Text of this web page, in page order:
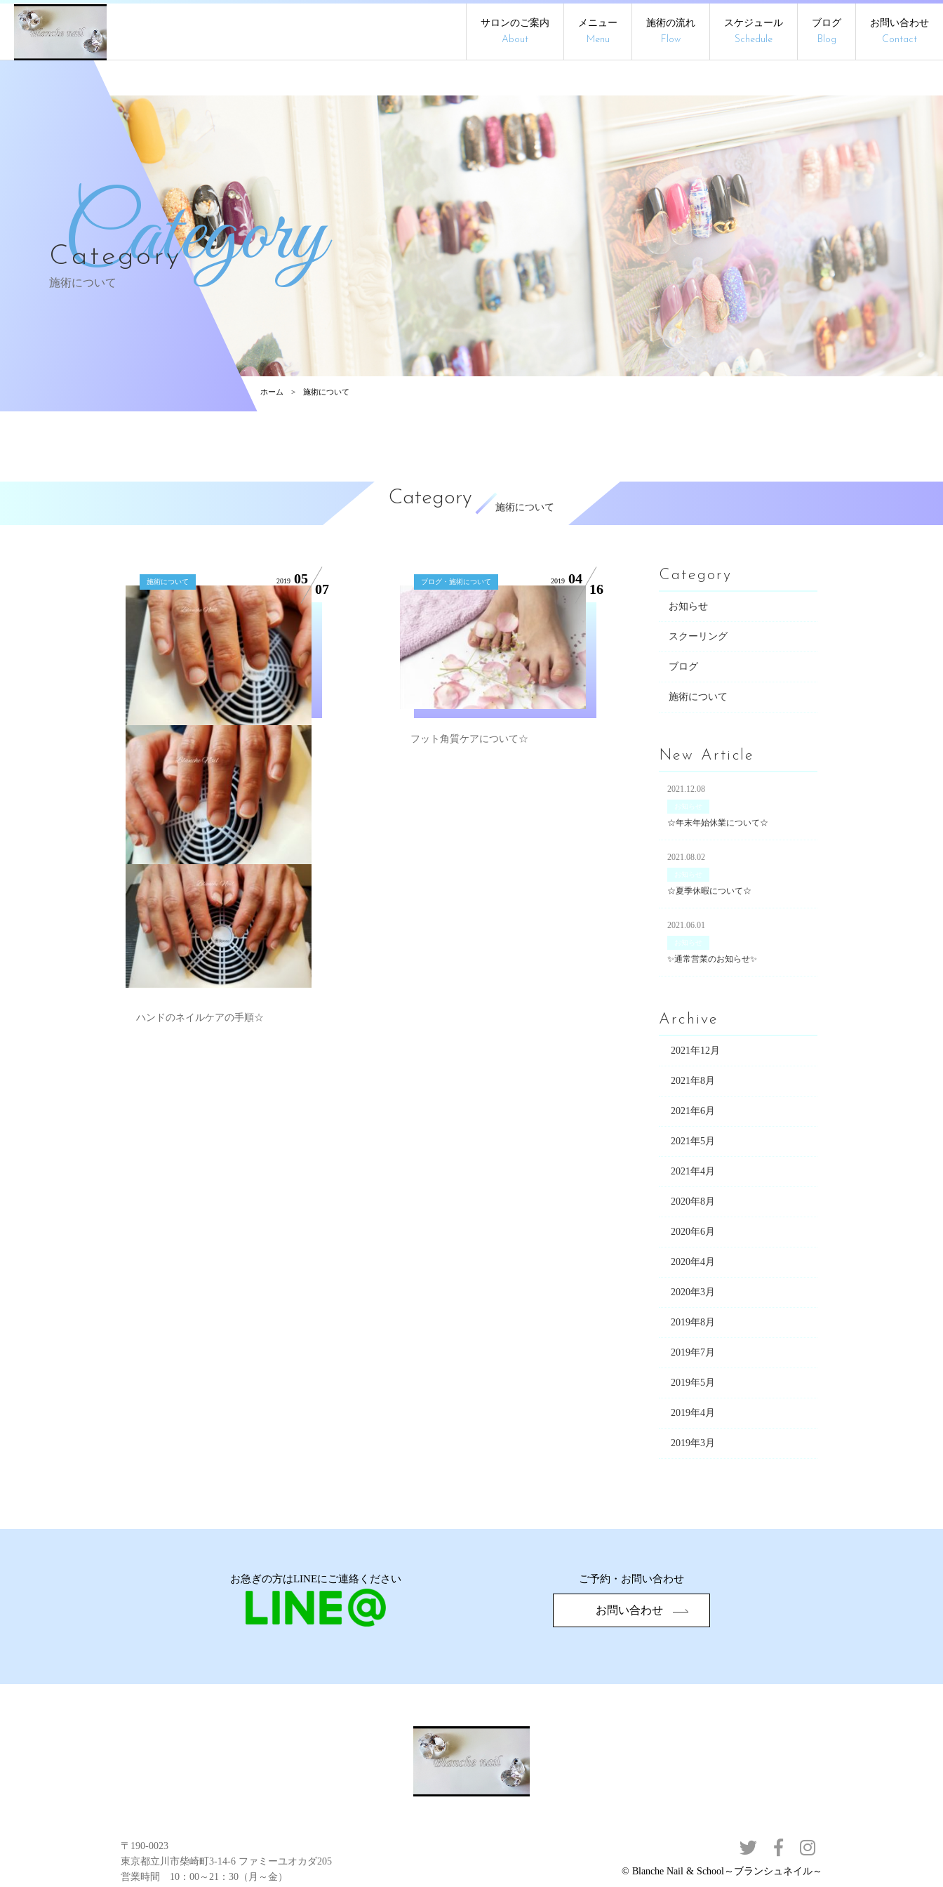
サロンのご案内
About
メニュー
Menu
施術の流れ
Flow
スケジュール
Schedule
ブログ
Blog
お問い合わせ
Contact
Category
Category
施術について
ホーム 施術について
Category 施術について
施術について 2019 05
07
ハンドのネイルケアの手順☆
ブログ・施術について 2019 04
16
フット角質ケアについて☆
Category
お知らせ
スクーリング
ブログ
施術について
New Article
2021.12.08
お知らせ
☆年末年始休業について☆
2021.08.02
お知らせ
☆夏季休暇について☆
2021.06.01
お知らせ
✨通常営業のお知らせ✨
Archive
2021年12月
2021年8月
2021年6月
2021年5月
2021年4月
2020年8月
2020年6月
2020年4月
2020年3月
2019年8月
2019年7月
2019年5月
2019年4月
2019年3月
お急ぎの方はLINEにご連絡ください ご予約・お問い合わせ
お問い合わせ
〒190-0023
東京都立川市柴崎町3-14-6 ファミーユオカダ205
営業時間 10：00～21：30（月～金）
© Blanche Nail & School～ブランシュネイル～